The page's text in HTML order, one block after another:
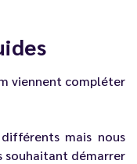
viennent compléter
différents mais nous
souhaitant démarrer